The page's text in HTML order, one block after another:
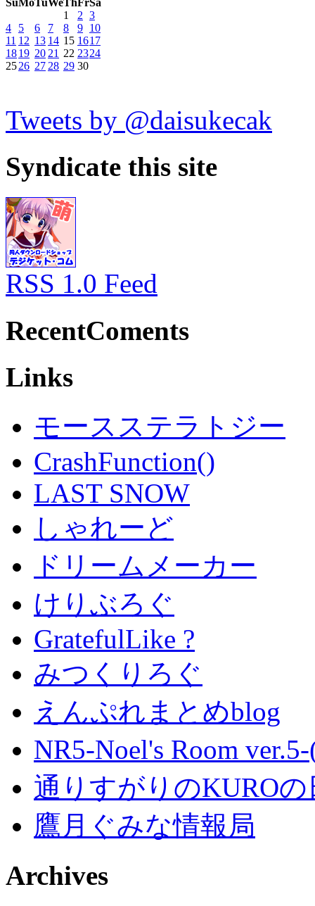
1
2 3
4
5 6 7 8 9 10
11 12 13 14 15 1617
1819 20 21 22 2324
2526 27 28 29 30
Tweets by @daisukecak
Syndicate this site
RSS 1.0 Feed
RecentComents
Links
モースステラトジー
CrashFunction()
LAST SNOW
しゃれーど
ドリームメーカー
けりぶろぐ
GratefulLike ?
みつくりろぐ
えんぷれまとめblog
NR5-Noel's Room
通りすがりのKURO
鷹月ぐみな情報局
Archives